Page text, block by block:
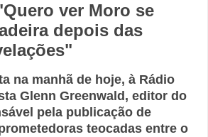
ver Moro se
depois das
na manhã de hoje, à Rádio
Glenn Greenwald, editor do
pela publicação de
teocadas entre o